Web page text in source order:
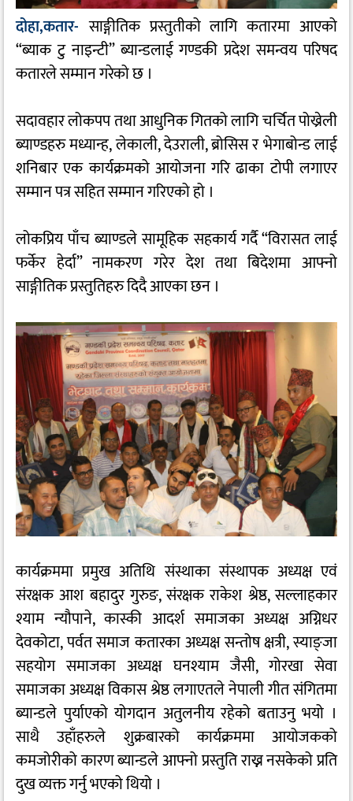
दोहा,कतार-साङ्गीतिकप्रस्तुतीको लागि कतारमा आएको
“ब्याक टु नाइन्टी” ब्यान्डलाई गण्डकी प्रदेश समन्वय परिषद
कतारले सम्मान गरेको छ ।
सदावहार लोकपप तथा आधुनिक गितको लागि चर्चित पोख्रेली
ब्याण्डहरु मध्यान्ह, लेकाली, देउराली, ब्रोसिस र भेगाबोन्ड लाई
शनिबार एक कार्यक्रमको आयोजना गरि ढाका टोपी लगाएर
सम्मान पत्र सहित सम्मान गरिएको हो ।
लोकप्रिय पाँच ब्याण्डले सामूहिक सहकार्य गर्दै “विरासत लाई
फर्केर हेर्दा” नामकरण गरेर देश तथा बिदेशमा आफ्नो
साङ्गीतिक प्रस्तुतिहरु दिदै आएका छन ।
कार्यक्रममा प्रमुख अतिथि संस्थाका संस्थापक अध्यक्ष एवं
संरक्षक आश बहादुर गुरुङ, संरक्षक राकेश श्रेष्ठ, सल्लाहकार
श्याम न्यौपाने, कास्की आदर्श समाजका अध्यक्ष अग्निधर
देवकोटा, पर्वत समाज कतारका अध्यक्ष सन्तोष क्षत्री, स्याङ्जा
सहयोग समाजका अध्यक्ष घनश्याम जैसी, गोरखा सेवा
समाजका अध्यक्ष विकास श्रेष्ठ लगाएतले नेपाली गीत संगितमा
ब्यान्डले पुर्याएको योगदान अतुलनीय रहेको बताउनु भयो ।
साथै उहाँहरुले शुक्रबारको कार्यक्रममा आयोजकको
कमजोरीको कारण ब्यान्डले आफ्नो प्रस्तुति राख्न नसकेको प्रति
दुख व्यक्त गर्नु भएको थियो ।